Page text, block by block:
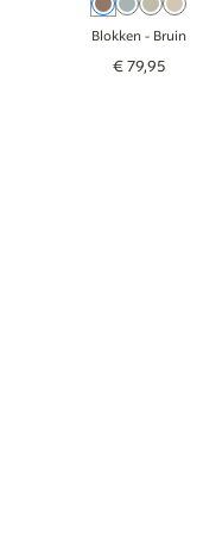
BruinBlauw
GroenBeige
Blokken - Bruin
€79,95